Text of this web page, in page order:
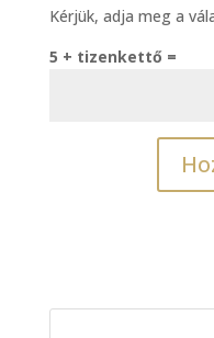
Kérjük, adja meg a
5 + tizenkettő =